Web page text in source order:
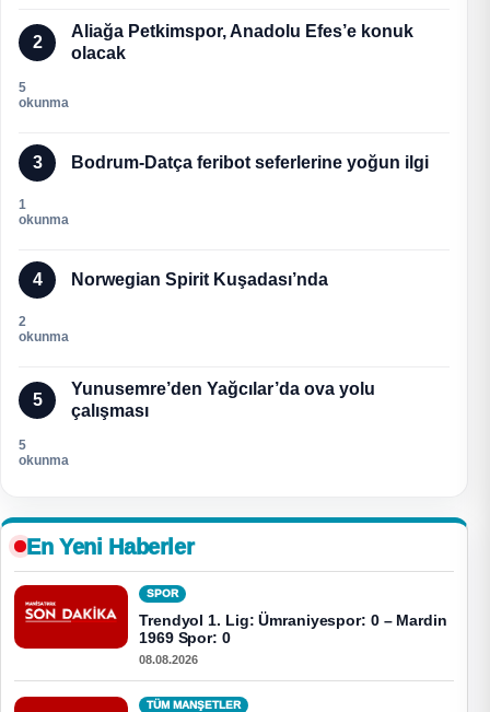
2
Aliağa Petkimspor, Anadolu Efes’e konuk
olacak
5
okunma
3 Bodrum-Datça feribot seferlerine yoğun ilgi
1
okunma
4 Norwegian Spirit Kuşadası’nda
2
okunma
5
Yunusemre’den Yağcılar’da ova yolu
çalışması
5
okunma
En Yeni Haberler
SPOR
Trendyol 1. Lig: Ümraniyespor: 0 – Mardin
1969 Spor: 0
08.08.2026
TÜM MANŞETLER